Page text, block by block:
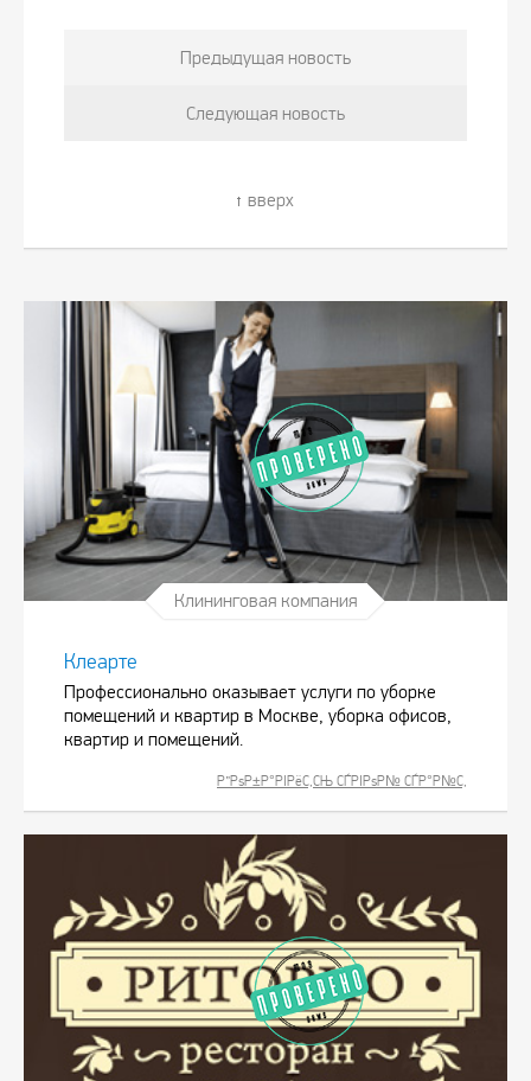
Предыдущая новость
Следующая новость
вверх
Клининговая компания
Клеарте
Профессионально оказывает услуги по уборке
помещений и квартир в Москве, уборка офисов,
квартир и помещений.
Р”РѕР±Р°РІРёС‚СЊ СЃРІРѕР№ СЃР°Р№С‚